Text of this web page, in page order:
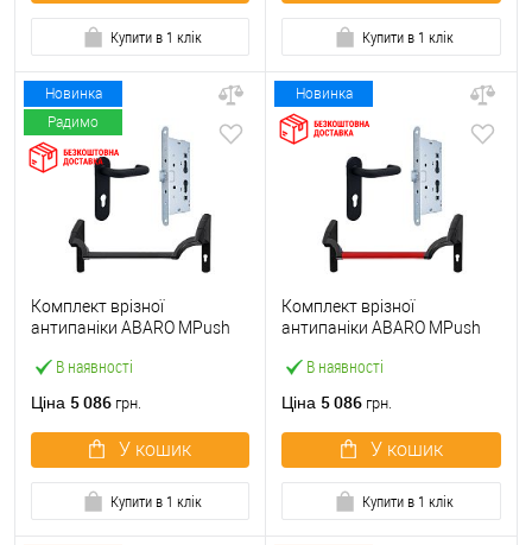
Купити в 1 клік Купити в 1 клік
Новинка
Радимо
В наявності
Комплект врізної
антипаніки ABARO МPush
чорний із замком та ручкою
Ціна 5 086 грн.
У кошик
Купити в 1 клік
Новинка
В наявності
Комплект врізної
антипаніки ABARO МPush
червоний із замком та
Ціна 5 086 грн.
У кошик
Купити в 1 клік